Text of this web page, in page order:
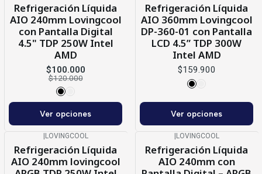
Refrigeración Líquida
AIO 240mm Lovingcool
con Pantalla Digital
4.5" TDP 250W Intel
AMD
$100.000
$120.000
Ver opciones
Refrigeración Líquida
AIO 360mm Lovingcool
DP-360-01 con Pantalla
LCD 4.5” TDP 300W
Intel AMD
$159.900
Ver opciones
LOVINGCOOL
Refrigeración Líquida
AIO 240mm lovingcool
LOVINGCOOL
Refrigeración Líquida
AIO 240mm con